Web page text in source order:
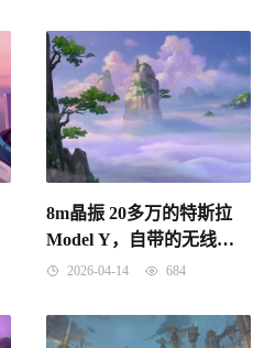
8m晶振 20多万的特斯拉
Model Y，自带的无线充
电模块用料如何？拆解给
2026-04-14 684